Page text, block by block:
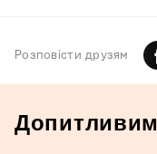
Розповiсти друзям
Допитливим